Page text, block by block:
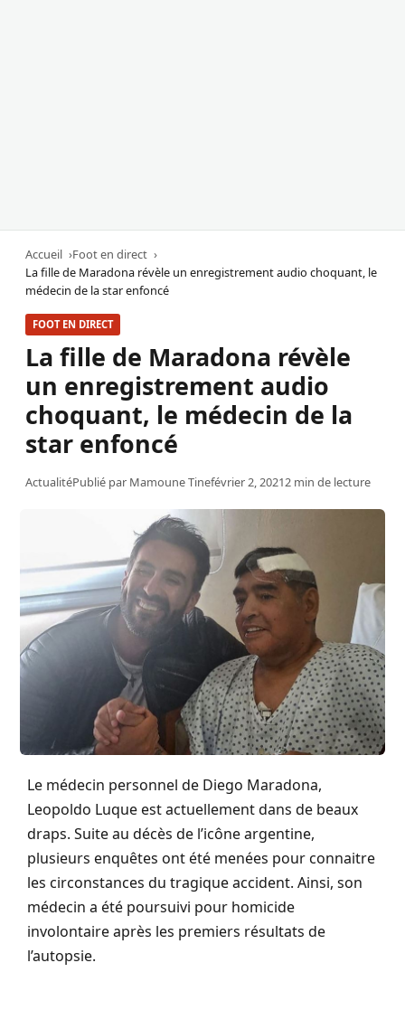
Accueil
Foot en direct
La fille de Maradona révèle un enregistrement audio choquant, le
médecin de la star enfoncé
FOOT EN DIRECT
La fille de Maradona révèle
un enregistrement audio
choquant, le médecin de la
star enfoncé
ActualitéPublié par Mamoune Tinefévrier 2, 20212 min de lecture
Le médecin personnel de Diego Maradona,
Leopoldo Luque est actuellement dans de beaux
draps. Suite au décès de l’icône argentine,
plusieurs enquêtes ont été menées pour connaitre
les circonstances du tragique accident. Ainsi, son
médecin a été poursuivi pour homicide
involontaire après les premiers résultats de
l’autopsie.